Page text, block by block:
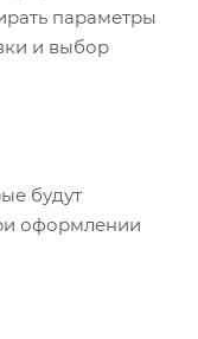
параметры
и выбор
будут
оформлении